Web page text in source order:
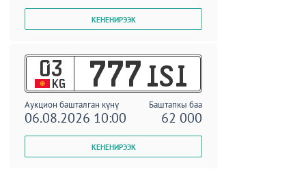
03
KG 777 ISI
Аукцион башталган күнү Баштапкы баа
06.08.2026 10:00 62 000